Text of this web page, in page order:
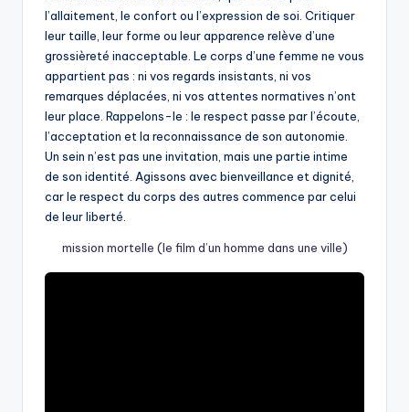
l’allaitement, le confort ou l’expression de soi. Critiquer
leur taille, leur forme ou leur apparence relève d’une
grossièreté inacceptable. Le corps d’une femme ne vous
appartient pas : ni vos regards insistants, ni vos
remarques déplacées, ni vos attentes normatives n’ont
leur place. Rappelons-le : le respect passe par l’écoute,
l’acceptation et la reconnaissance de son autonomie.
Un sein n’est pas une invitation, mais une partie intime
de son identité. Agissons avec bienveillance et dignité,
car le respect du corps des autres commence par celui
de leur liberté.
mission mortelle (le film d’un homme dans une ville)